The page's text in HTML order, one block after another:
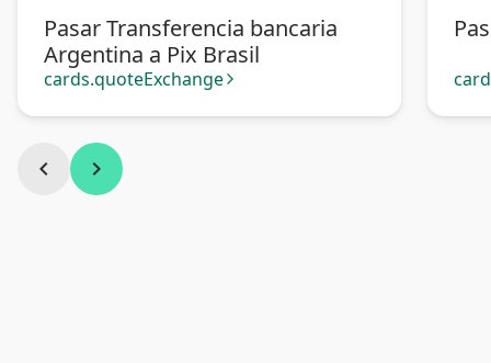
Pasar Transferencia bancaria
Argentina a Pix Brasil
cards.quoteExchange arrow_forward_ios
chevron_left chevron_right